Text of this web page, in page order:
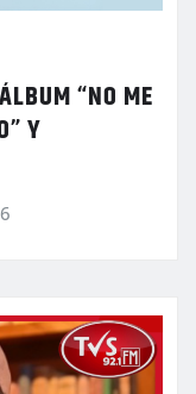
“NO ME
Y